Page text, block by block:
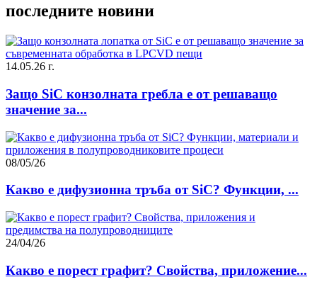
последните новини
14.05.26 г.
Защо SiC конзолната гребла е от решаващо
значение за...
08/05/26
Какво е дифузионна тръба от SiC? Функции, ...
24/04/26
Какво е порест графит? Свойства, приложение...